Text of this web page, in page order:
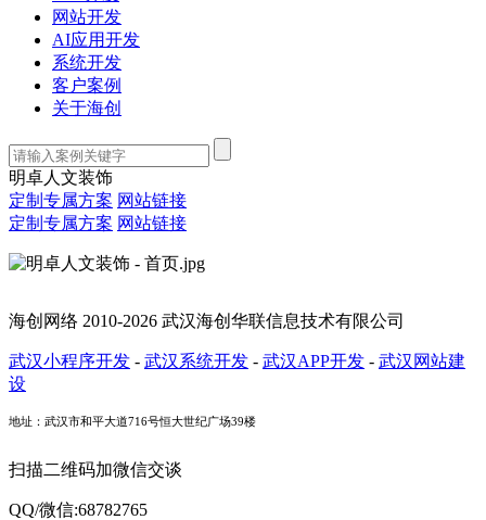
网站开发
AI应用开发
系统开发
客户案例
关于海创
明卓人文装饰
定制专属方案 网站链接
定制专属方案 网站链接
海创网络 2010-2026 武汉海创华联信息技术有限公司
武汉小程序开发 - 武汉系统开发 - 武汉APP开发 - 武汉网站建
设
地址：武汉市和平大道716号恒大世纪广场39楼
扫描二维码加微信交谈
QQ/微信:68782765